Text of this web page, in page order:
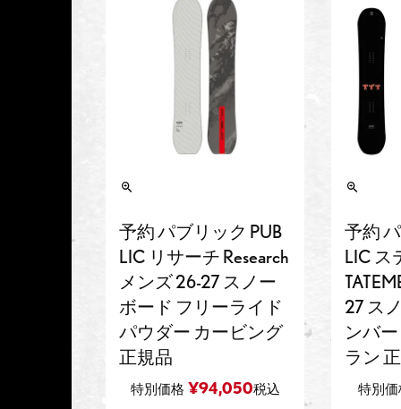
予約 パブリック PUB
LIC リサーチ Research
メンズ 26-27 スノー
ボード フリーライド
パウダー カービング
正規品
特別価格 ¥94,050税込
予約
LIC ス
27 ス
ンバ
ラン
特別価